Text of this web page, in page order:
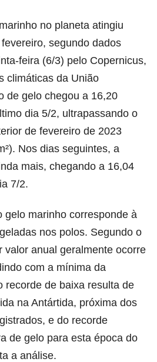
no planeta atingiu
segundo dados
feira (6/3) pelo Copernicus,
climáticas da União
de gelo chegou a 16,20
dia 5/2, ultrapassando o
de fevereiro de 2023
Nos dias seguintes, a
mais, chegando a 16,04
7/2.
gelo marinho corresponde à
nos polos. Segundo o
valor anual geralmente ocorre
com a mínima da
recorde de baixa resulta de
na Antártida, próxima dos
e do recorde
de gelo para esta época do
a análise.